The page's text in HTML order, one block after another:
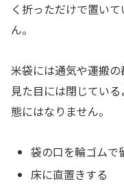
く折っただけで置い
ん。
米袋には通気や運搬の
見た目には閉じてい
態にはなりません。
袋の口を輪ゴムで
床に直置きする